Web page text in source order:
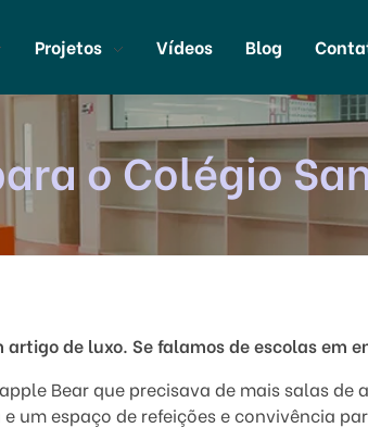
Projetos Vídeos Blog
o Colégio
de luxo. Se falamos de escolas em
Bear que precisava de mais salas de
um espaço de refeições e convivência